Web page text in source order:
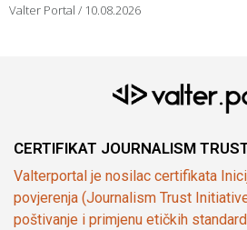
Valter Portal 10.08.2026
CERTIFIKAT JOURNALISM
Valterportal je nosilac certifikata
povjerenja (Journalism Trust
poštivanje i primjenu etičkih